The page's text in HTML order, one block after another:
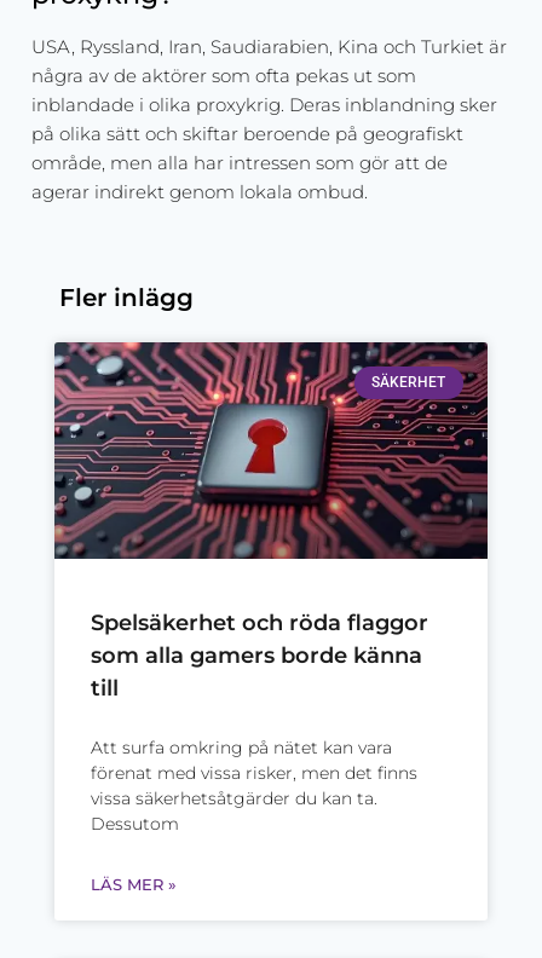
USA, Ryssland, Iran, Saudiarabien, Kina och Turkiet är
några av de aktörer som ofta pekas ut som
inblandade i olika proxykrig. Deras inblandning sker
på olika sätt och skiftar beroende på geografiskt
område, men alla har intressen som gör att de
agerar indirekt genom lokala ombud.
Fler inlägg
SÄKERHET
Spelsäkerhet och röda flaggor
som alla gamers borde känna
till
Att surfa omkring på nätet kan vara
förenat med vissa risker, men det finns
vissa säkerhetsåtgärder du kan ta.
Dessutom
LÄS MER »